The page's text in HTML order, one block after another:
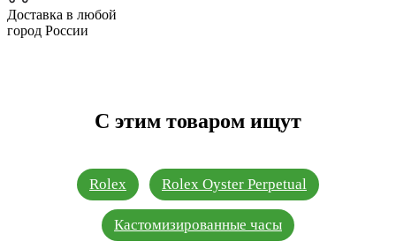
Доставка в любой
город России
С этим товаром ищут
Rolex Rolex Oyster Perpetual
Кастомизированные часы